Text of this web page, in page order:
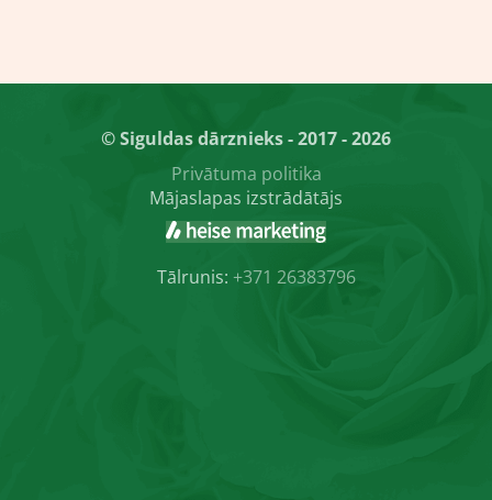
© Siguldas dārznieks - 2017 - 2026
Privātuma politika
Mājaslapas izstrādātājs
Tālrunis: +371 26383796